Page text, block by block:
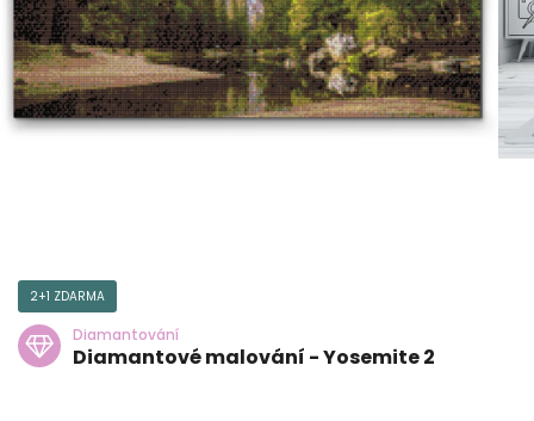
2+1 ZDARMA
Diamantování
Diamantové malování - Yosemite 2